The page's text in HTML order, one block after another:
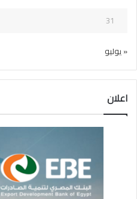
31
« يوليو
اعلان